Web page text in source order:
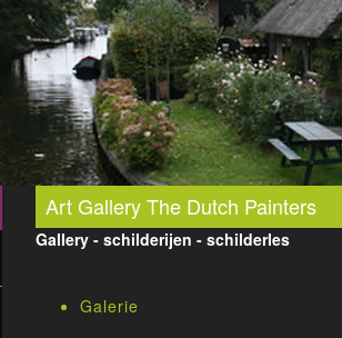
Art Gallery The Dutch Painters
Gallery - schilderijen - schilderles
Galerie